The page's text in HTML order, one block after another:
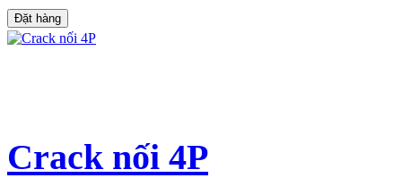
Đặt hàng
Crack nối 4P